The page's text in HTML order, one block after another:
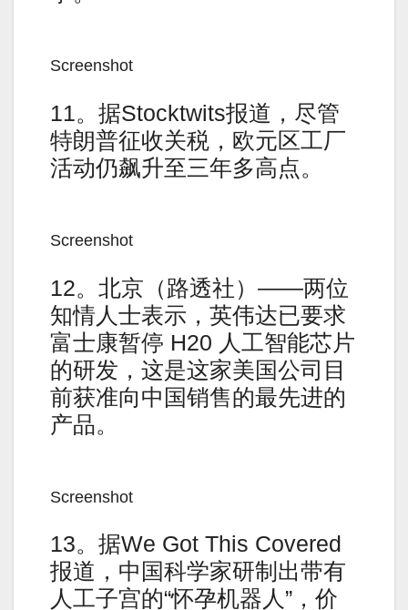
Screenshot
11。据Stocktwits报道，尽管
特朗普征收关税，欧元区工厂
活动仍飙升至三年多高点。
Screenshot
12。北京（路透社）——两位
知情人士表示，英伟达已要求
富士康暂停 H20 人工智能芯片
的研发，这是这家美国公司目
前获准向中国销售的最先进的
产品。
Screenshot
13。据We Got This Covered
报道，中国科学家研制出带有
人工子宫的“怀孕机器人”，价